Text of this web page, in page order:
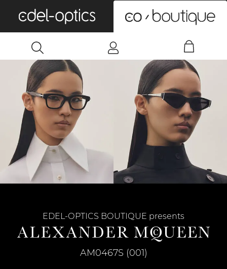
AM0467S (001)
EDEL-OPTICS BOUTIQUE presents